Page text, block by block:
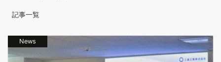
記事一覧
News